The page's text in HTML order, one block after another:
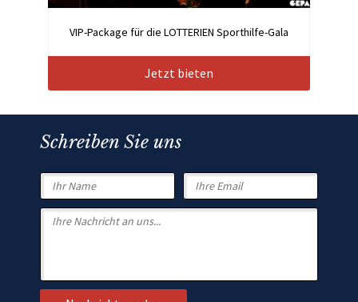
VIP-Package für die LOTTERIEN Sporthilfe-Gala
Jetzt bieten
Schreiben Sie uns